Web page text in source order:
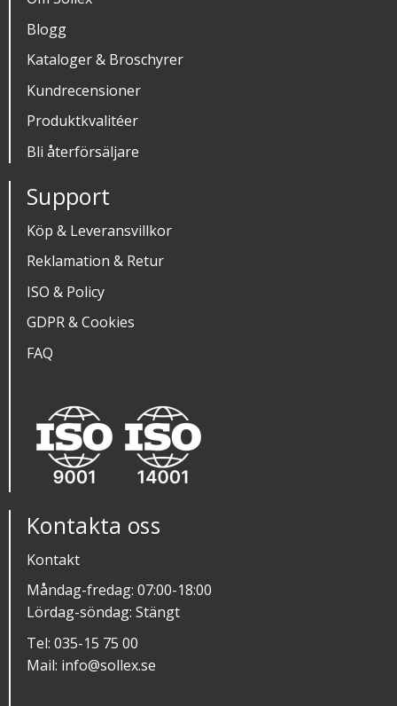
Blogg
Kataloger & Broschyrer
Kundrecensioner
Produktkvalitéer
Bli återförsäljare
Support
Köp & Leveransvillkor
Reklamation & Retur
ISO & Policy
GDPR & Cookies
FAQ
Kontakta oss
Kontakt
Måndag-fredag: 07:00-18:00
Lördag-söndag: Stängt
Tel: 035-15 75 00
Mail: info@sollex.se